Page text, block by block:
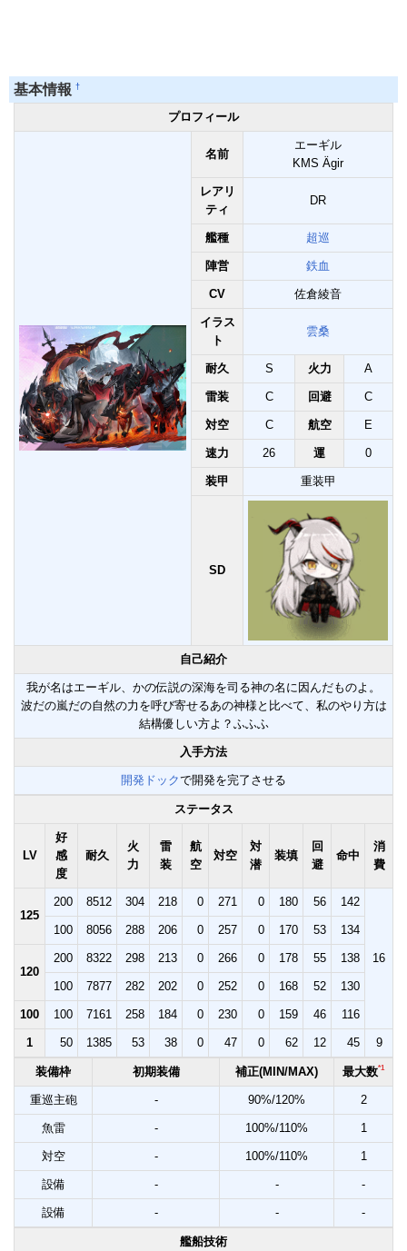
基本情報 †
プロフィール
名前
エーギル
KMS Ägir
レアリ
ティ
DR
艦種 超巡
陣営 鉄血
CV 佐倉綾音
イラス
ト
雲桑
耐久 S 火力 A
雷装 C 回避 C
対空 C 航空 E
速力 26 運 0
装甲 重装甲
SD
自己紹介
我が名はエーギル、かの伝説の深海を司る神の名に因んだものよ。
波だの嵐だの自然の力を呼び寄せるあの神様と比べて、私のやり方は
結構優しい方よ？ふふふ
入手方法
開発ドックで開発を完了させる
ステータス
LV
好
感
度
耐久
火
力
雷
装
航
空
対空
対
潜
装填
回
避
命中
消
費
125
200 8512 304 218 0 271 0 180 56 142
16
100 8056 288 206 0 257 0 170 53 134
120
200 8322 298 213 0 266 0 178 55 138
100 7877 282 202 0 252 0 168 52 130
100 100 7161 258 184 0 230 0 159 46 116
1 50 1385 53 38 0 47 0 62 12 45 9
装備枠 初期装備 補正(MIN/MAX) 最大数*1
重巡主砲 - 90%/120% 2
魚雷 - 100%/110% 1
対空 - 100%/110% 1
設備 - - -
設備 - - -
艦船技術